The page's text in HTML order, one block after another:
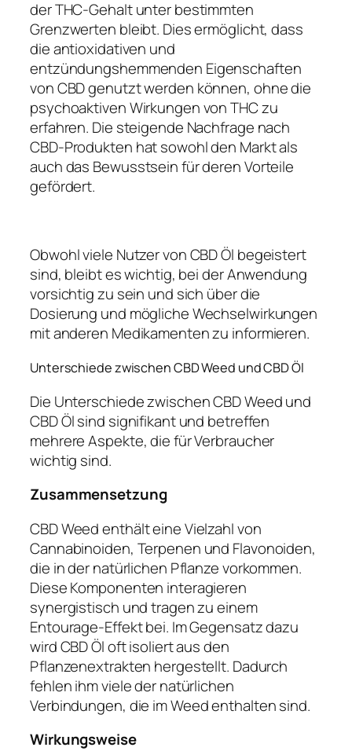
der THC-Gehalt unter bestimmten
Grenzwerten bleibt. Dies ermöglicht, dass
die antioxidativen und
entzündungshemmenden Eigenschaften
von CBD genutzt werden können, ohne die
psychoaktiven Wirkungen von THC zu
erfahren. Die steigende Nachfrage nach
CBD-Produkten hat sowohl den Markt als
auch das Bewusstsein für deren Vorteile
gefördert.
Obwohl viele Nutzer von CBD Öl begeistert
sind, bleibt es wichtig, bei der Anwendung
vorsichtig zu sein und sich über die
Dosierung und mögliche Wechselwirkungen
mit anderen Medikamenten zu informieren.
Unterschiede zwischen CBD Weed und CBD Öl
Die Unterschiede zwischen CBD Weed und
CBD Öl sind signifikant und betreffen
mehrere Aspekte, die für Verbraucher
wichtig sind.
Zusammensetzung
CBD Weed enthält eine Vielzahl von
Cannabinoiden, Terpenen und Flavonoiden,
die in der natürlichen Pflanze vorkommen.
Diese Komponenten interagieren
synergistisch und tragen zu einem
Entourage-Effekt bei. Im Gegensatz dazu
wird CBD Öl oft isoliert aus den
Pflanzenextrakten hergestellt. Dadurch
fehlen ihm viele der natürlichen
Verbindungen, die im Weed enthalten sind.
Wirkungsweise